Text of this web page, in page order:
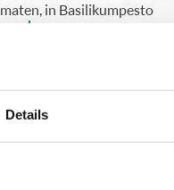
Details
in Basilikumpesto
mehr
€